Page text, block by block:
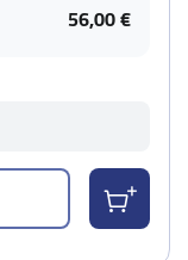
56,00 €